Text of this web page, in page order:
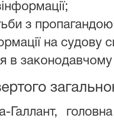
з
на судову
в законодавчому
Галлант,